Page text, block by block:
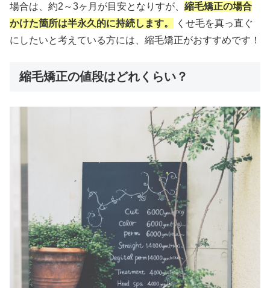
場合は、約2～3ヶ月が目安となりすが、 縮毛矯正の場合
かけた箇所は半永久的に持続します。
くせ毛を真っ直ぐ
にしたいと考えている方には、縮毛矯正がおすすめです！
縮毛矯正の値段はどれくらい？